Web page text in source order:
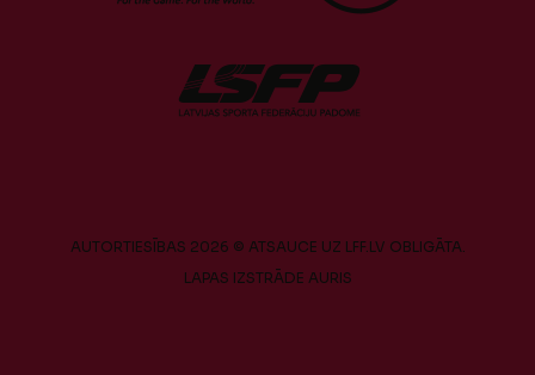
AUTORTIESĪBAS 2026 © ATSAUCE UZ LFF.LV OBLIGĀTA.
LAPAS IZSTRĀDE AURIS